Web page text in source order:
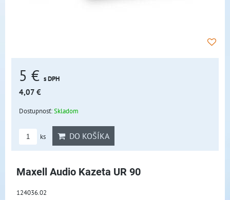
5 € s DPH
4,07 €
Dostupnosť:Skladom
ks DO KOŠÍKA
Maxell Audio Kazeta UR 90
124036.02